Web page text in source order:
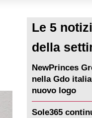
Le 5
della
NewPrinces
nella Gdo
nuovo logo
Sole365